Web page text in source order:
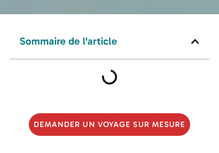
Sommaire de l'article
DEMANDER UN VOYAGE SUR MESURE